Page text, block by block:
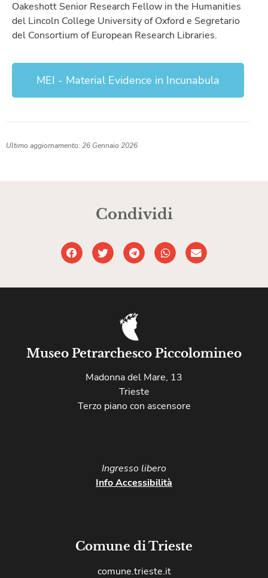
Oakeshott Senior Research Fellow in the Humanities
del Lincoln College University of Oxford e Segretario
del Consortium of European Research Libraries.
MEI - Material Evidence in Incunabula
Ultimo aggiornamento: 26 Gennaio 2026
Condividi
Museo Petrarchesco Piccolomineo
Madonna del Mare, 13
Trieste
Terzo piano con ascensore
Ingresso libero​
Info Accessibilità
Comune di Trieste
comune.trieste.it